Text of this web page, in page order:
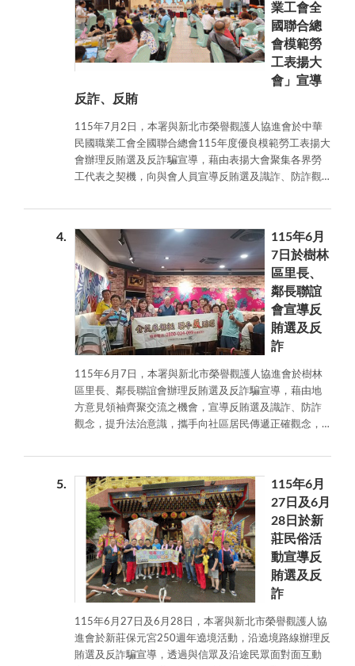
由社區環保
活動吸引民
眾參與之契
機，向里民
宣導反賄選
升法治意
識，共同維
護公平選舉
及守護財產
業工會全
國聯合總
會模範勞
工表揚大
會」宣導
反詐、反賄
115年7月2日，本署與新北市榮譽觀護人協進會於中華
民國職業工會全國聯合總會115年度優良模範勞工表揚大
會辦理反賄選及反詐騙宣導，藉由表揚大會聚集各界勞
工代表之契機，向與會人員宣導反賄選及識詐、防詐觀
全。
4
115年6月
7日於樹林
區里長、
鄰長聯誼
會宣導反
賄選及反
詐
115年6月7日，本署與新北市榮譽觀護人協進會於樹林
區里長、鄰長聯誼會辦理反賄選及反詐騙宣導，藉由地
方意見領袖齊聚交流之機會，宣導反賄選及識詐、防詐
觀念，提升法治意識，攜手向社區居民傳遞正確觀念，
5
115年6月
27日及6月
28日於新
莊民俗活
動宣導反
賄選及反
詐
115年6月27日及6月28日，本署與新北市榮譽觀護人協
進會於新莊保元宮250週年遶境活動，沿遶境路線辦理反
賄選及反詐騙宣導，透過與信眾及沿途民眾面對面互動